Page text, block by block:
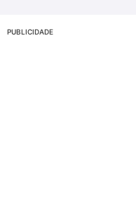
PUBLICIDADE